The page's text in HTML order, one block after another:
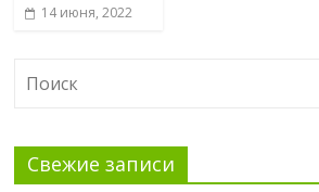
14 июня, 2022
Свежие записи